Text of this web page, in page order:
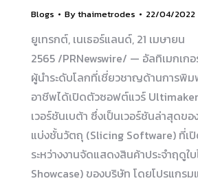
Blogs Bythaimetrodes 22/04/2022
ยูเทรกต์, เนเธอร์แลนด์, 21 เมษายน
2565 /PRNewswire/ — อัลทิเมกเก
ผู้นำระดับโลกที่เชี่ยวชาญด้านการพิ
อาชีพได้เปิดตัวซอฟต์แวร์
เวอร์ชันเบต้า ซึ่งเป็นเวอร์ชันล่าสุดข
แบ่งชั้นวัตถุ (Slicing Software) ที่เปิ
ระหว่างงานจัดแสดงสินค้าประจำฤดูใ
Showcase) ของบริษัท โดยโปรแกร